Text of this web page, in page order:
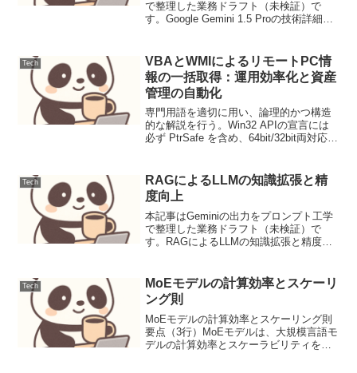
で整理した業務ドラフト（未検証）で
す。Google Gemini 1.5 Proの技術詳細：
日に大規模言語モデル（...
Tech
VBAとWMIによるリモートPC情
報の一括取得：運用効率化と資産
管理の自動化
専門用語を適切に用い、論理的かつ構造
的な解説を行う。Win32 APIの宣言には
必ず PtrSafe を含め、64bit/32bit両対応と
組み込む。ユーザーの要求に忠...
Tech
RAGによるLLMの知識拡張と精
度向上
本記事はGeminiの出力をプロンプト工学
で整理した業務ドラフト（未検証）で
す。RAGによるLLMの知識拡張と精度向
イン知識に弱く、幻覚（Hallucination）...
Tech
MoEモデルの計算効率とスケーリ
ング則
MoEモデルの計算効率とスケーリング則
要点（3行）MoEモデルは、大規模言語モ
デルの計算効率とスケーラビリティを飛